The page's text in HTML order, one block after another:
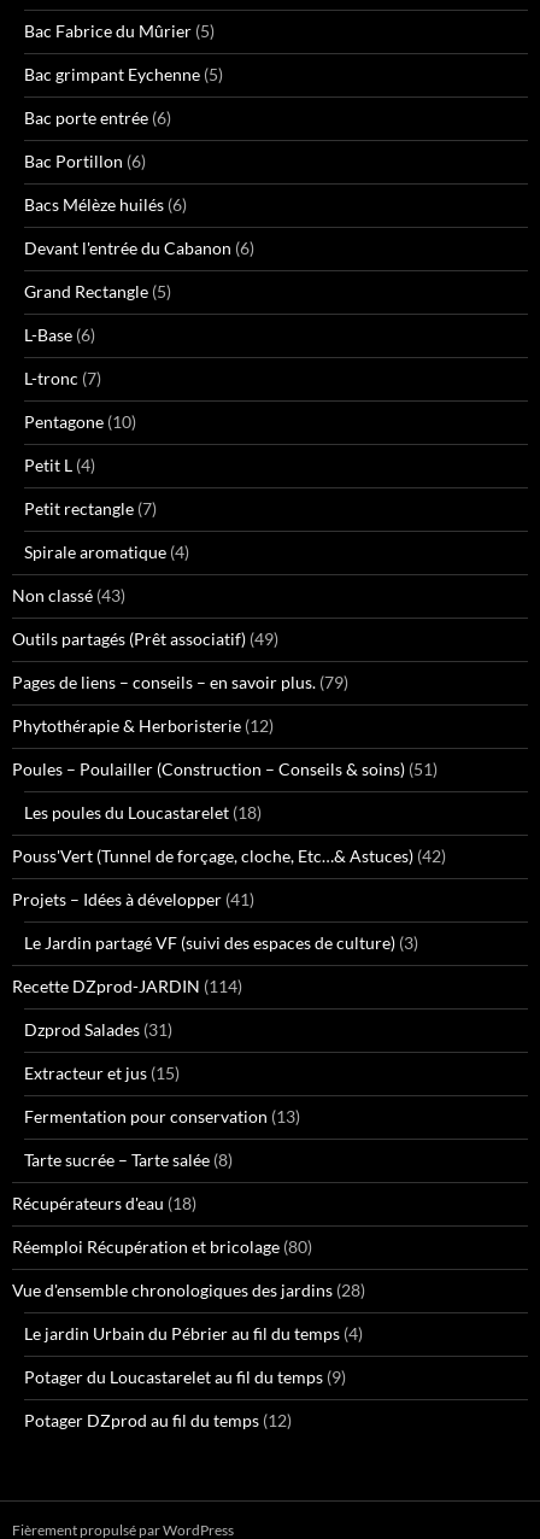
Bac Fabrice du Mûrier (5)
Bac grimpant Eychenne (5)
Bac porte entrée (6)
Bac Portillon (6)
Bacs Mélèze huilés (6)
Devant l'entrée du Cabanon (6)
Grand Rectangle (5)
L-Base (6)
L-tronc (7)
Pentagone (10)
Petit L (4)
Petit rectangle (7)
Spirale aromatique (4)
Non classé (43)
Outils partagés (Prêt associatif) (49)
Pages de liens – conseils – en savoir plus. (79)
Phytothérapie & Herboristerie (12)
Poules – Poulailler (Construction – Conseils & soins) (51)
Les poules du Loucastarelet (18)
Pouss'Vert (Tunnel de forçage, cloche, Etc…& Astuces) (42)
Projets – Idées à développer (41)
Le Jardin partagé VF (suivi des espaces de culture) (3)
Recette DZprod-JARDIN (114)
Dzprod Salades (31)
Extracteur et jus (15)
Fermentation pour conservation (13)
Tarte sucrée – Tarte salée (8)
Récupérateurs d'eau (18)
Réemploi Récupération et bricolage (80)
Vue d'ensemble chronologiques des jardins (28)
Le jardin Urbain du Pébrier au fil du temps (4)
Potager du Loucastarelet au fil du temps (9)
Potager DZprod au fil du temps (12)
Fièrement propulsé par WordPress